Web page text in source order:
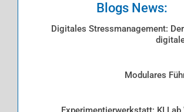
Blogs News:
Digitales Stressmanagement:
Modulares